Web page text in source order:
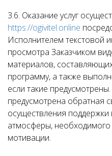
3.6. Оказание услуг
https://ogivitel.online
Исполнителем текстовой
просмотра Заказчиком
материалов,
программу, а также
если такие
предусмотрена обратная
осуществления
атмосферы, необходимого
мотивации.